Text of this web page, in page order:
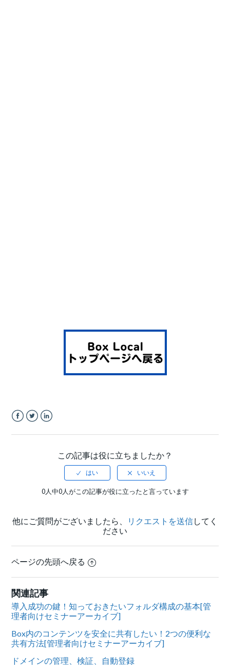
この記事は役に立ちましたか？
0人中0人がこの記事が役に立ったと言っています
他にご質問がございましたら、 リクエストを送信してく
ださい
ページの先頭へ戻る
関連記事
導入成功の鍵！知っておきたいフォルダ構成の基本[管
理者向けセミナーアーカイブ]
Box内のコンテンツを安全に共有したい！2つの便利な
共有方法[管理者向けセミナーアーカイブ]
ドメインの管理、検証、自動登録